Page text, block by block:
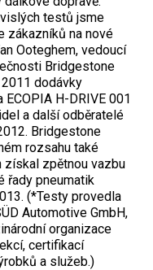
testů jsme
zákazníků na nové
Ooteghem, vedoucí
Bridgestone
dodávky
ECOPIA H-DRIVE 001
a další odběratelé
Bridgestone
rozsahu také
získal zpětnou vazbu
řady pneumatik
(*Testy provedla
Automotive GmbH,
organizace
certifikací
a služeb.)